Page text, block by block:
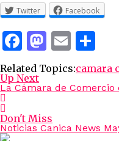
Twitter Facebook
Facebook
Email
Related Topics:camara
Up Next
La Cámara de
Don't Miss
Noticias Canica News